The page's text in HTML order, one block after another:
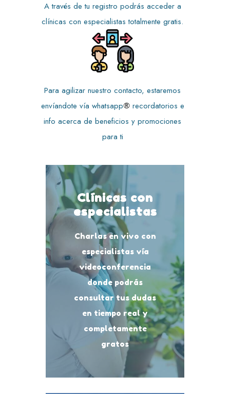
A través de tu registro podrás acceder a
clínicas con especialistas totalmente gratis.
Para agilizar nuestro contacto, estaremos
envíandote vía whatsapp®recordatorios e
info acerca de beneficios y promociones
para ti
Clínicas con
especialistas
Charlas en vivo con
especialistas vía
videoconferencia
donde podrás
consultar tus dudas
en tiempo real y
completamente
gratos